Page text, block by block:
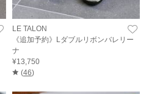
LE TALON
《追加予約》Lダブルリボンバレリー
ナ
¥13,750
(46)